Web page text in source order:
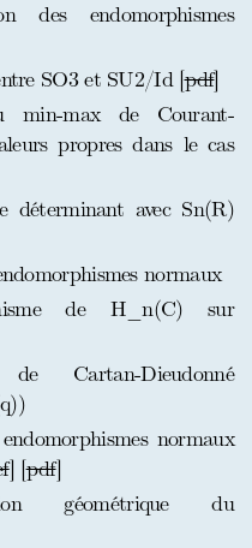
des endomorphismes
SO3 et SU2/Id [pdf]
min-max de Courant-
propres dans le cas
déterminant avec Sn(R)
normaux
de H_n(C) sur
Cartan-Dieudonné
normaux
] [pdf]
géométrique du